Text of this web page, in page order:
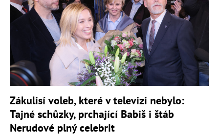
Zákulisí voleb, které v televizi nebylo:
Tajné schůzky, prchající Babiš i štáb
Nerudové plný celebrit